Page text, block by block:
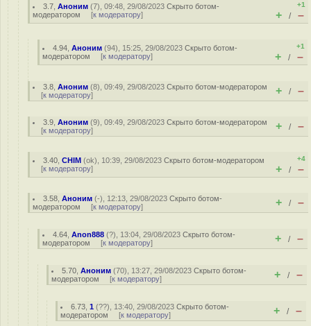
3.7 ,Аноним (7), 09:48, 29/08/2023Скрыто ботом-
модератором [к модератору]
+1
+ / –
4.94 ,Аноним (94), 15:25, 29/08/2023Скрыто ботом-
модератором [к модератору]
+1
+ / –
3.8 ,Аноним (8), 09:49, 29/08/2023Скрыто ботом-модератором
[к модератору] + / –
3.9 ,Аноним (9), 09:49, 29/08/2023Скрыто ботом-модератором
[к модератору] + / –
3.40 ,CHIM (ok), 10:39, 29/08/2023Скрыто ботом-модератором
[к модератору]
+4
+ / –
3.58 ,Аноним (-), 12:13, 29/08/2023Скрыто ботом-
модератором [к модератору] + / –
4.64 ,Anon888 (?), 13:04, 29/08/2023Скрыто ботом-
модератором [к модератору] + / –
5.70 ,Аноним (70), 13:27, 29/08/2023Скрыто ботом-
модератором [к модератору] + / –
6.73 ,1 (??), 13:40, 29/08/2023Скрыто ботом-
модератором [к модератору] + / –